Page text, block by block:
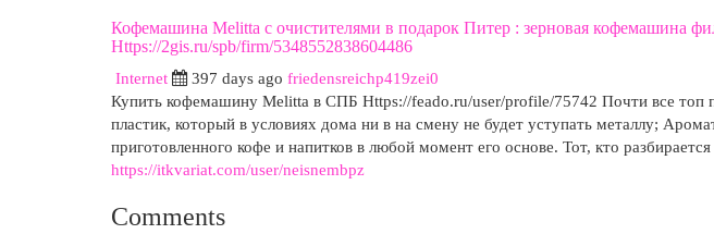
Кофемашина Melitta с очистителями в подарок Питер : зерновая кофемашина
Https://2gis.ru/spb/firm/5348552838604486
Internet
397 days ago friedensreichp419zei0
Купить кофемашину Melitta в СПБ Https://feado.ru/user/profile/75742 Почти все топ
пластик, который в условиях дома ни в на смену не будет уступать металлу;
приготовленного кофе и напитков в любой момент его основе. Тот, кто
https://itkvariat.com/user/neisnembpz
Comments